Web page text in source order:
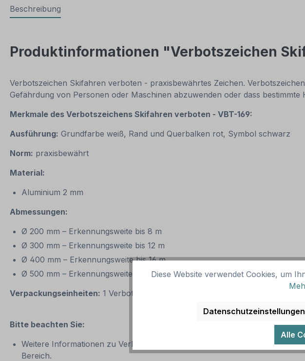
Beschreibung
Produktinformationen "Verbotszeichen
Verbotszeichen Skifahren verboten - praxisbewährtes Zeichen.
Gefährdung von Personen oder Maschinen abzuwenden oder dass
Merkmale des Verbotszeichens Skifahren verboten - VBT-169:
Ausführung: Grundfarbe weiß, Rand und Querbalken rot, Symbol schwarz
Norm: praxisbewährt
Material:
Aluminium 2 mm
Abmessungen:
Ø 200 mm – Erkennungsweite bis 8 m
Ø 300 mm – Erkennungsweite bis 12 m
Ø 400 mm – Erkennungsweite bis 16 m
Ø 500 mm – Erkennungsweite bis 20 m
Verpackungseinheiten: 1 Verbotszeichen
Bitte beachten Sie:
Weitere Informationen zu Verbotszeichen und zur
Bereich.
Diese Website verwendet Cookies, um
Datenschutzeinstellungen
Alle